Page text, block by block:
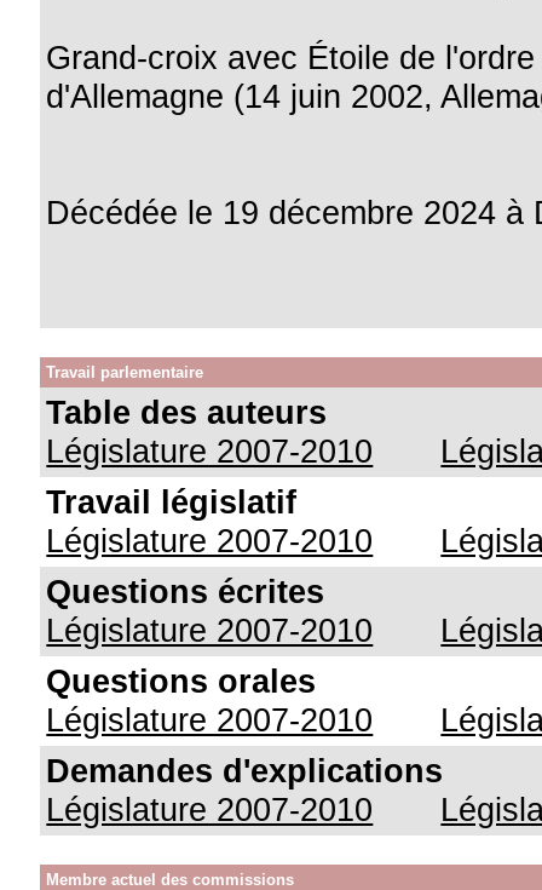
Grand-croix avec Étoile de
d'Allemagne (14 juin 2002,
Décédée le 19 décembre 2024 à
Travail parlementaire
Table des auteurs
Législature 2007-2010
Travail législatif
Législature 2007-2010
Questions écrites
Législature 2007-2010
Questions orales
Législature 2007-2010
Demandes d'explications
Législature 2007-2010
Membre actuel des commissions